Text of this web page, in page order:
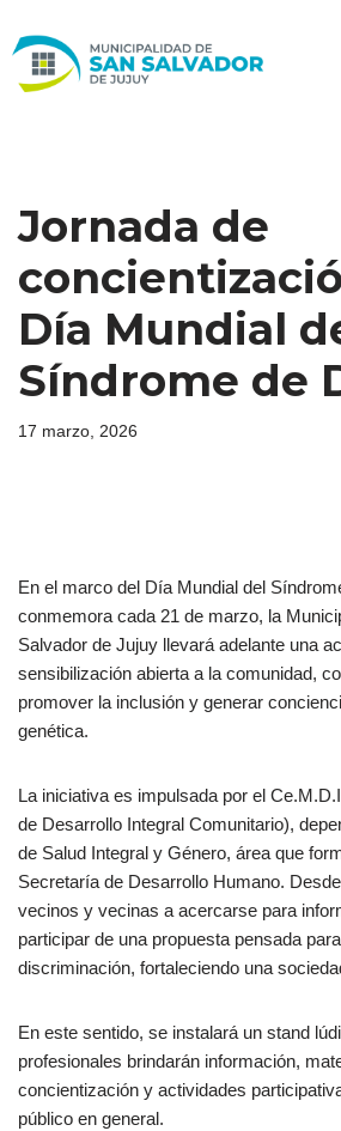
al
Jornada de
Día Mundial
Síndrome de
17 marzo, 2026
En el marco del Día Mundial del
conmemora cada 21 de marzo, la
Salvador de Jujuy llevará adelante una
sensibilización abierta a la comunidad,
promover la inclusión y generar
genética.
La iniciativa es impulsada por el
de Desarrollo Integral Comunitario),
de Salud Integral y Género, área que
Secretaría de Desarrollo Humano.
vecinos y vecinas a acercarse para
participar de una propuesta pensada
discriminación, fortaleciendo una
En este sentido, se instalará un stand
profesionales brindarán información,
concientización y actividades
público en general.